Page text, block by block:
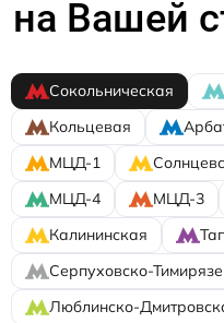
на Вашей
Сокольническая
Кольцевая
МЦД-1
МЦД-4
МЦД-3
Калининская
Серпуховско-
Люблинско-